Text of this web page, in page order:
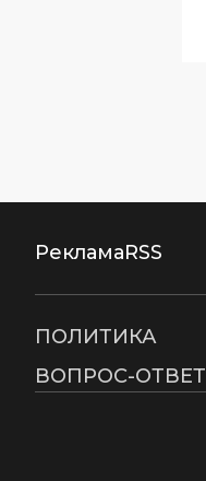
РекламаRSS
ПОЛИТИКА
ВОПРОС-ОТВЕТ